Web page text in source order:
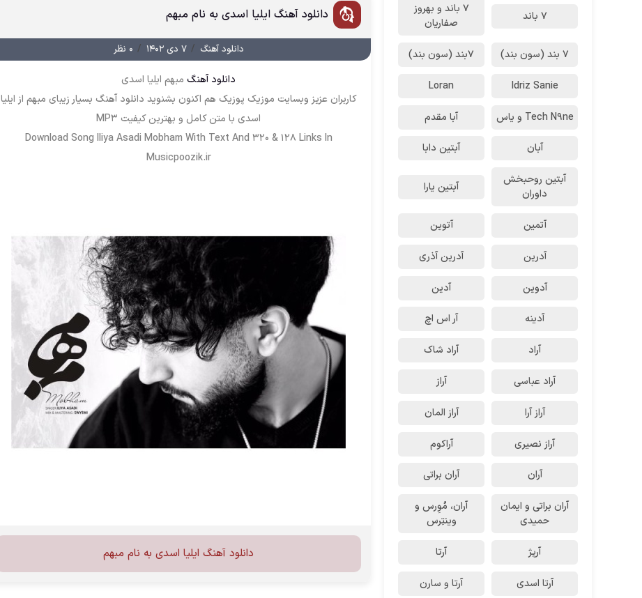
دانلود آهنگ ایلیا اسدی به نام مبهم
دانلود آهنگ / ۷ دی ۱۴۰۲ / ۰ نظر
دانلود آهنگمبهم ایلیا اسدی
کاربران عزیز وبسایت موزیک پوزیک هم اکنون بشنوید دانلود آهنگ بسیار زیبای مبهم از ایلیا
اسدی با متن کامل و بهترین کیفیت MP3
Download Song Iliya Asadi Mobham With Text And 320 & 128 Links In
Musicpoozik.ir
دانلود آهنگ ایلیا اسدی به نام مبهم
7 باند
7 باند و بهروز
صفاریان
7 بند (سون بند) ۷بند (سون بند)
Idriz Sanie
Loran
Tech N9ne و یاس آبا مقدم
آبان آبتین دابا
آبتین روحبخش
داوران
آبتین یارا
آتمین آتوین
آدرین آدرین آذری
آدوین آدین
آدینه آر اس اچ
آراد آراد شاک
آراد عباسی آراز
آراز آرا آراز المان
آراز نصیری آراکوم
آران آران براتی
آران براتی و ایمان
حمیدی
آران، مُوِرس و
وینتِرس
آرپژ آرتا
آرتا اسدی آرتا و سارن